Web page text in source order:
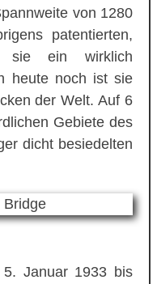
von 1280
patentierten,
sie ein wirklich
heute noch ist sie
der Welt. Auf 6
Gebiete des
dicht besiedelten
Januar 1933 bis